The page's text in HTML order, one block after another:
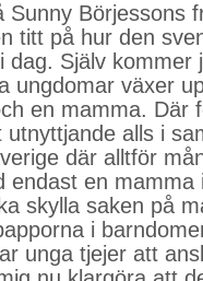
Sunny Börjessons
titt på hur den
dag. Själv kommer
ungdomar växer
en mamma. Där
alls i
där alltför
endast en mamma
skylla saken på
i
unga tjejer att